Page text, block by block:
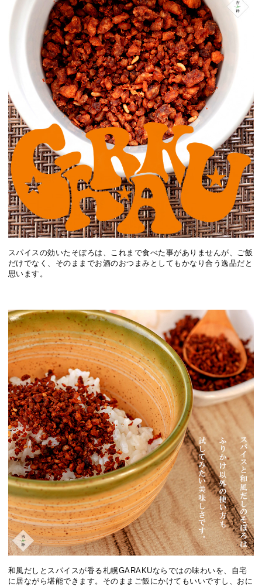
スパイスの効いたそぼろは、これまで食べた事がありませんが、ご飯
だけでなく、そのままでお酒のおつまみとしてもかなり合う逸品だと
思います。
和風だしとスパイスが香る札幌GARAKUならではの味わいを、自宅
に居ながら堪能できます。そのままご飯にかけてもいいですし、おに